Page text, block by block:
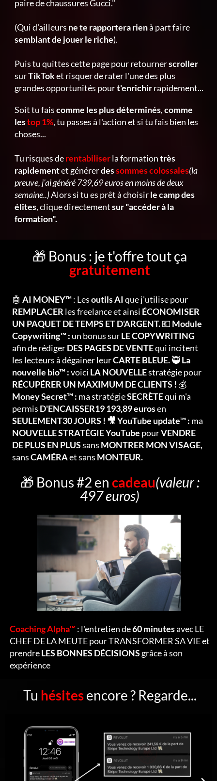
paire de chaussures Gucci."
(Qui d'ailleurs ne te rapportera rienà part faire
semblant de jouer le riche).
Puis tu quittes cette page pour retournerscroller
surTikToket risquer de rater l'une des plus
grandes opportunités pourt'enrichirrapidement...
Soit tu faiscomme les plus déterminés,comme
lestop 1%, tu passes à l'action et si tu fais bien les
choses...
Tu risques derentabiliserla formationtrès
rapidementet générerdessommes colossales(la
preuve, j'ai généré 739,69 euros en moins de deux
semaine..)Alors si tu es prêt à choisirle camp des
élites, clique directementsur "accéder à la
formation".
🎁 Bonus : je t'offre tout ça
gratuitement
🤖 AI MONEY™: Lesoutils AI que j'utilise pour
REMPLACER les freelance et ainsi ÉCONOMISER
UN PAQUET DE TEMPS ET D'ARGENT.💶 Module
Copywriting™ : un bonus surLE COPYWRITING
afin de rédigerDES PAGES DE VENTEqui incitent
les lecteurs à dégainer leurCARTE BLEUE.🥷La
nouvelle bio™ :voici LA NOUVELLEstratégie pour
RÉCUPÉRER UN MAXIMUM DE CLIENTS ! 💰
Money Secret™ : ma stratégieSECRÈTEqui m'a
permis D'ENCAISSER19 193,89 eurosen
SEULEMENT30 JOURS ! 🎥 YouTube update™ : ma
NOUVELLE STRATÉGIE YouTube pourVENDRE
DE PLUS EN PLUSsans MONTRER MON VISAGE,
sansCAMÉRAet sans MONTEUR.
🎁 Bonus #2 en cadeau(valeur :
497 euros)
Coaching Alpha™: l'entretien de60 minutesavec LE
CHEF DE LA MEUTE pour TRANSFORMER SA VIE et
prendreLES BONNES DÉCISIONS grâce à son
expérience
Tu hésitesencore ? Regarde...